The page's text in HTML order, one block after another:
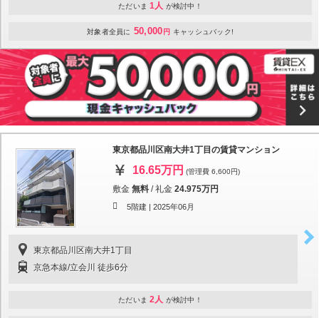
ただいま 1人 が検討中！
対象者全員に 50,000 円 キャッシュバック!
東京都品川区南大井1丁目の賃貸マンション
16.65万円 (管理費 6,600円)
敷金 無料 /礼金 24.975万円
5階建 | 2025年06月
東京都品川区南大井1丁目
京急本線/立会川 徒歩6分
ただいま 2人 が検討中！